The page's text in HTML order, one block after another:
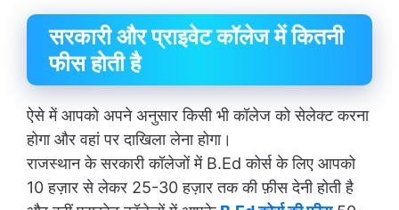
सरकारी और प्राइवेट कॉलेज में कितनी
फीस होती है
ऐसे में आपको अपने अनुसार किसी भी कॉलेज को सेलेक्ट करना
होगा और वहां पर दाखिला लेना होगा।
राजस्थान के सरकारी कॉलेजों में B.Ed कोर्स के लिए आपको
10 हज़ार से लेकर 25-30 हज़ार तक की फ़ीस देनी होती है